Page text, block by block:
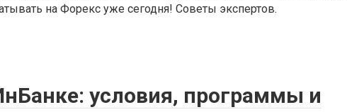
на Форекс уже сегодня! Советы экспертов.
условия, программы и